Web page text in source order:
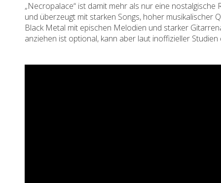
„Necropalace“ ist damit mehr als nur eine
und überzeugt mit starken Songs, hoher musikalischer
Black Metal mit epischen Melodien und starker
anziehen ist optional, kann aber laut inoffizieller